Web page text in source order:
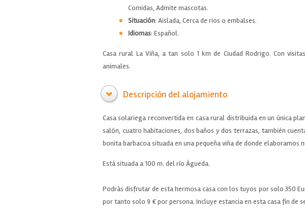
Comidas, Admite mascotas.
Situación: Aislada, Cerca de rios o embalses.
Idiomas: Español.
Casa rural La Viña, a tan solo 1 km de Ciudad Rodrigo. Con
animales.
Descripción del alojamiento
Casa solariega reconvertida en casa rural distribuida en un única
salón, cuatro habitaciones, dos baños y dos terrazas, también
bonita barbacoa situada en una pequeña viña de donde elaboramos
Está situada a 100 m. del río Águeda.
Podrás disfrutar de esta hermosa casa con los tuyos por solo 350
por tanto solo 9 € por persona. Incluye estancia en esta casa fin de